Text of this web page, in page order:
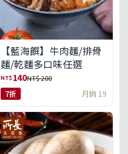
【藍海饌】牛肉麵/排骨
麵/乾麵多口味任選
NT$ 140NT$ 200
7折 月銷 19